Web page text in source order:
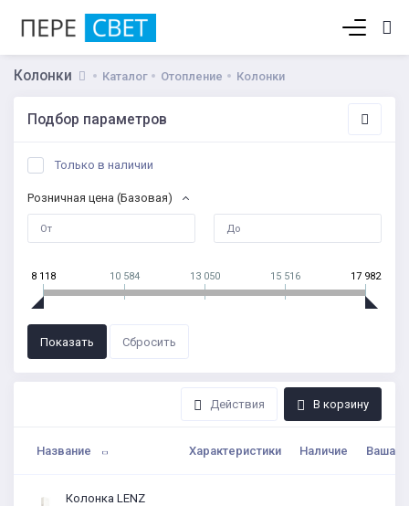
Колонки Каталог Отопление Колонки
Действия В корзину
Название Характеристики Наличие Ваша
Колонка LENZ
Подбор параметров
Только в наличии
Розничная цена (Базовая)
8 118 10 584 13 050 15 516 17 982